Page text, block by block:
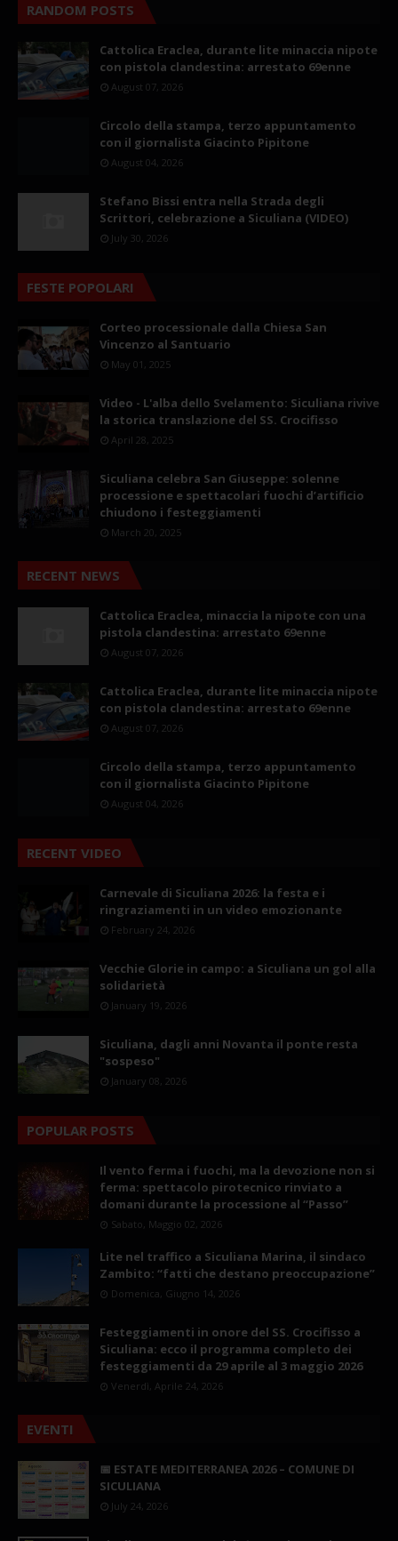
RANDOM POSTS
Cattolica Eraclea, durante lite minaccia nipote
con pistola clandestina: arrestato 69enne
August 07, 2026
Circolo della stampa, terzo appuntamento
con il giornalista Giacinto Pipitone
August 04, 2026
Stefano Bissi entra nella Strada degli
Scrittori, celebrazione a Siculiana (VIDEO)
July 30, 2026
FESTE POPOLARI
Corteo processionale dalla Chiesa San
Vincenzo al Santuario
May 01, 2025
Video - L'alba dello Svelamento: Siculiana rivive
la storica translazione del SS. Crocifisso
April 28, 2025
Siculiana celebra San Giuseppe: solenne
processione e spettacolari fuochi d’artificio
chiudono i festeggiamenti
March 20, 2025
RECENT NEWS
Cattolica Eraclea, minaccia la nipote con una
pistola clandestina: arrestato 69enne
August 07, 2026
Cattolica Eraclea, durante lite minaccia nipote
con pistola clandestina: arrestato 69enne
August 07, 2026
Circolo della stampa, terzo appuntamento
con il giornalista Giacinto Pipitone
August 04, 2026
RECENT VIDEO
Carnevale di Siculiana 2026: la festa e i
ringraziamenti in un video emozionante
February 24, 2026
Vecchie Glorie in campo: a Siculiana un gol alla
solidarietà
January 19, 2026
Siculiana, dagli anni Novanta il ponte resta
"sospeso"
January 08, 2026
POPULAR POSTS
Il vento ferma i fuochi, ma la devozione non si
ferma: spettacolo pirotecnico rinviato a
domani durante la processione al “Passo”
Sabato, Maggio 02, 2026
Lite nel traffico a Siculiana Marina, il sindaco
Zambito: “fatti che destano preoccupazione”
Domenica, Giugno 14, 2026
Festeggiamenti in onore del SS. Crocifisso a
Siculiana: ecco il programma completo dei
festeggiamenti da 29 aprile al 3 maggio 2026
Venerdì, Aprile 24, 2026
EVENTI
📅 ESTATE MEDITERRANEA 2026 – COMUNE DI
SICULIANA
July 24, 2026